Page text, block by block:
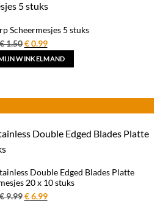
Scheermesjes 5 stuks
1.50 Oorspronkelijke
prijs
was:
€0.99Huidige
prijs
is:
WINKELMAND
Double Edged Blades Platte
20 x 10 stuks
9.99 Oorspronkelijke
€6.99Huidige